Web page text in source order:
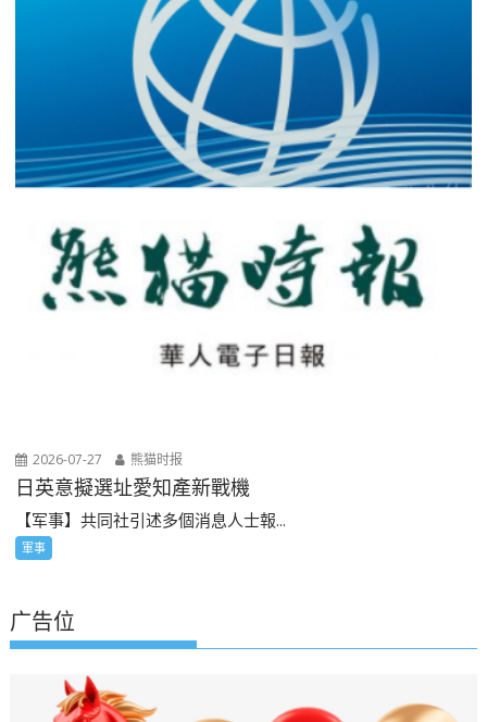
2026-07-27 熊猫时报
日英意擬選址愛知產新戰機
【军事】共同社引述多個消息人士報...
軍事
广告位